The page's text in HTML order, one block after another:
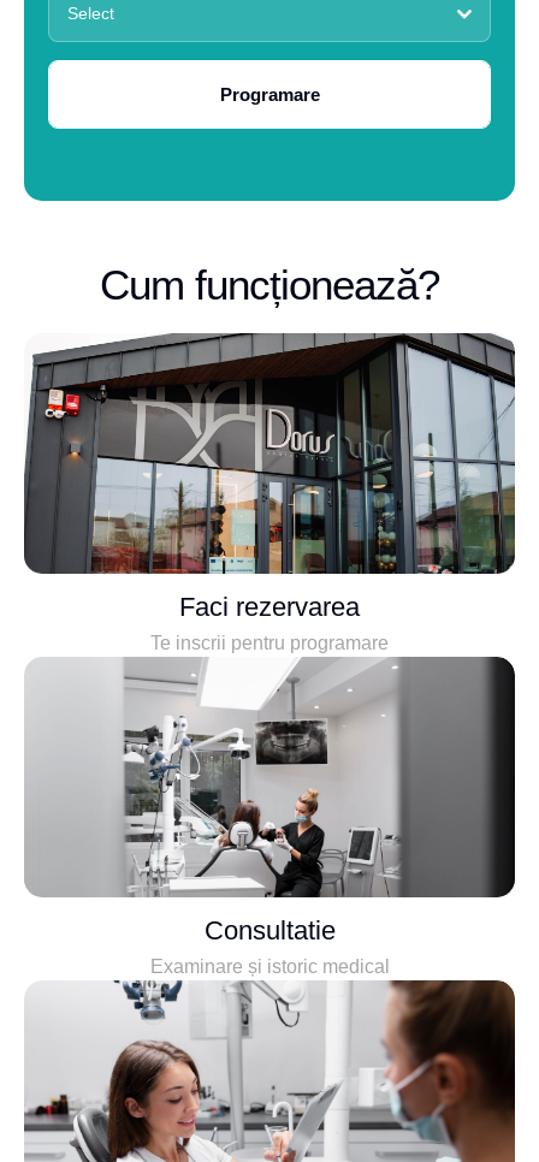
Select
Programare
Cum funcționează?
Faci rezervarea
Te inscrii pentru programare
Consultatie
Examinare și istoric medical